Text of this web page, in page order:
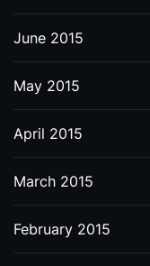
June 2015
May 2015
April 2015
March 2015
February 2015